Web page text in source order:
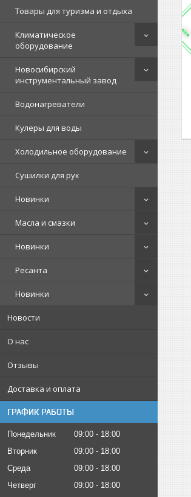
Товары для туризма и отдыха
Климатическое
оборудование
Новосибирский
инструментальный завод
Водонагреватели
Кулеры для воды
Холодильное оборудование
Сушилки для рук
Новинки
Масла и смазки
Новинки
Ресанта
Новинки
Новости
О нас
Отзывы
Доставка и оплата
ГРАФИК РАБОТЫ
Понедельник 09:00
18:00
Вторник
09:00
18:00
Среда
09:00
18:00
Четверг
09:00
18:00